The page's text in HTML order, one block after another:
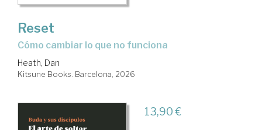
Reset
Cómo cambiar lo que no funciona
Heath, Dan
Kitsune Books. Barcelona, 2026
13,90 €